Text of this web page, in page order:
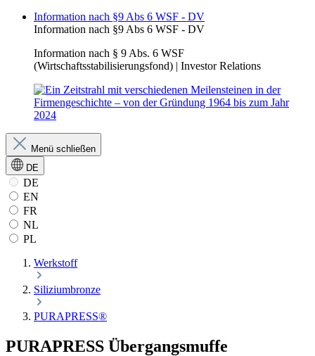
Information nach §9 Abs 6 WSF - DV
Information nach §9 Abs 6 WSF - DV
Information nach § 9 Abs. 6 WSF
(Wirtschaftsstabilisierungsfond) | Investor Relations
Menü schließen
DE
DE
EN
FR
NL
PL
Werkstoff
Siliziumbronze
PURAPRESS®
PURAPRESS Übergangsmuffe